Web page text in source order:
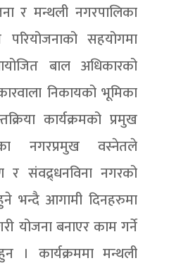
र मन्थली नगरपालिका
सहयोगमा
बाल अधिकारको
निकायको भूमिका
कार्यक्रमको प्रमुख
नगरप्रमुख वस्नेतले
र संवद्र्धनविना नगरको
भन्दै आगामी दिनहरुमा
योजना बनाएर काम गर्ने
। कार्यक्रममा मन्थली